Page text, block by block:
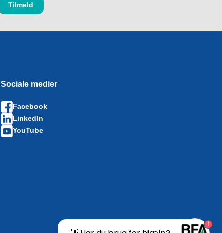
Sociale medier
Facebook
LinkedIn
YouTube
1